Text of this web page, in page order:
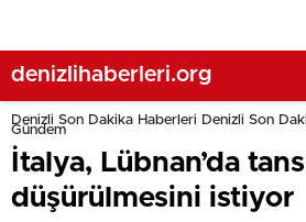
denizlihaberleri.org
Denizli Son Dakika Haberleri Denizli Son
Gündem
İtalya, Lübnan’da
düşürülmesini istiyor